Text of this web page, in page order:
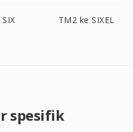
TM2 ke SIXEL
spesifik